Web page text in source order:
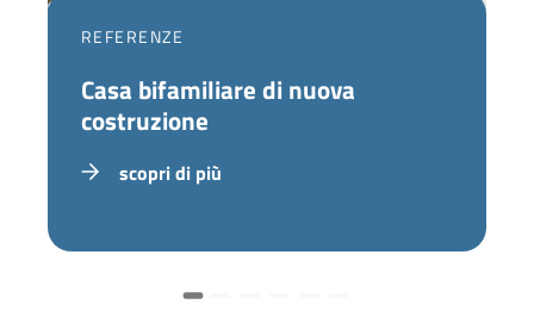
REFERENZE
Casa bifamiliare di nuova
costruzione
scopri di più